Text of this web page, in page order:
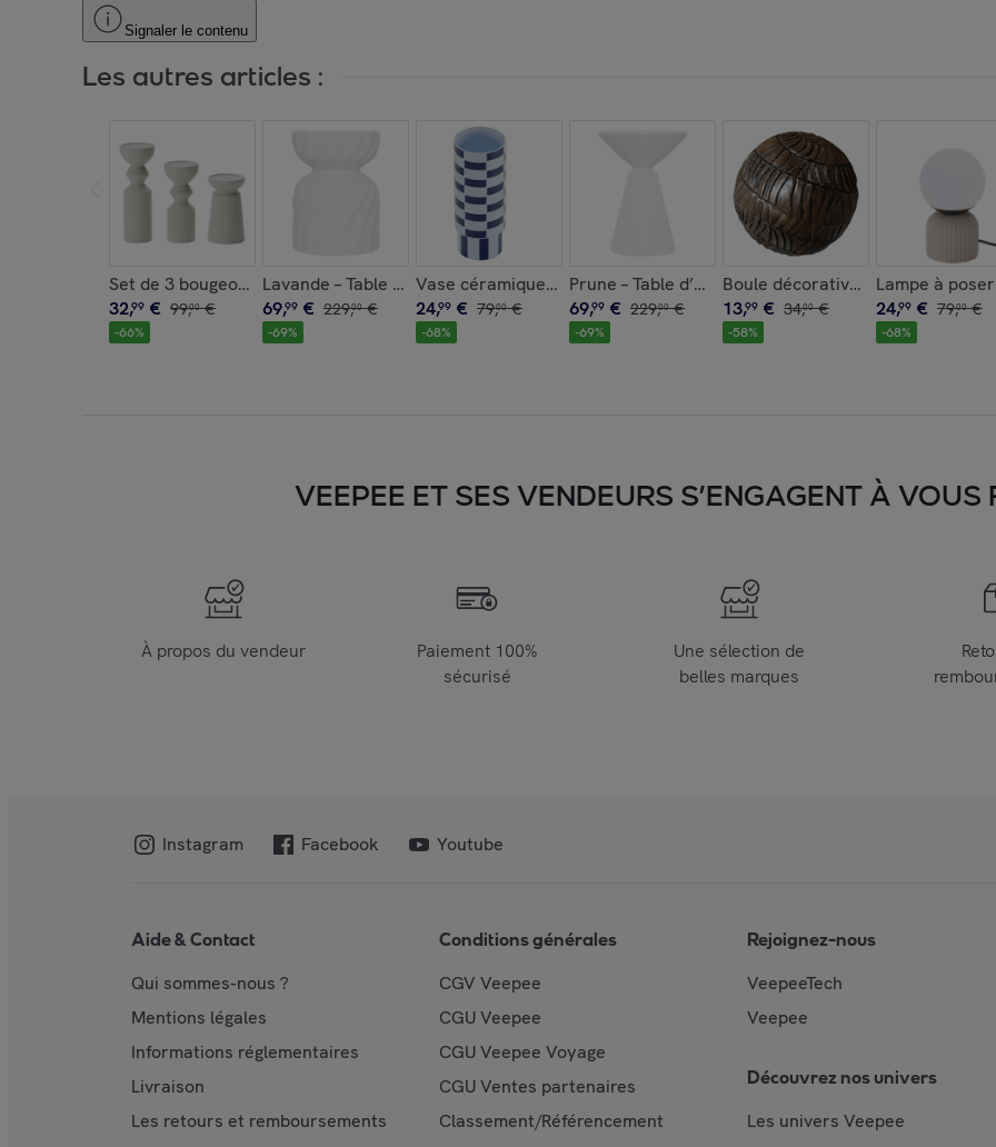
Signaler le contenu
Les autres articles :
Set de 3 bougeoirs céramique design
32,99 € 99,00 €
-66%
Lavande – Table d’appoint blanche élégante en magnésie
69,99 € 229,00 €
-69%
Vase céramique tube à damier
24,99 € 79,00 €
-68%
Prune – Table d’appoint design en magnésie blanc
69,99 € 229,00 €
-69%
Boule décorative en résine effet
13,99 € 34,00 €
-58%
Lampe à
24,99 € 79,00 €
-68%
VEEPEE ET SES VENDEURS S’ENGAGENT À VOUS
À propos du vendeur
Paiement 100%
sécurisé
Une sélection de
belles marques
Instagram Facebook Youtube
Aide & Contact
Qui sommes-nous ?
Mentions légales
Informations réglementaires
Livraison
Les retours et remboursements
Conditions générales
CGV Veepee
CGU Veepee
CGU Veepee Voyage
CGU Ventes partenaires
Classement/Référencement
Rejoignez-nous
VeepeeTech
Veepee
Découvrez nos univers
Les univers Veepee